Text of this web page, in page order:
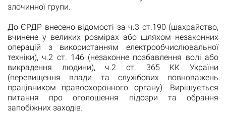
злочинної групи.
До ЄРДР внесено відомості за ч.3 ст.190 (шахрайство,
вчинене у великих розмірах або шляхом незаконних
операцій з використанням електрообчислювальної
техніки), ч.2 ст. 146 (незаконне позбавлення волі або
викрадення людини), ч.2 ст. 365 КК України
(перевищення влади та службових повноважень
працівником правоохоронного органу). Вирішується
питання про оголошення підозри та обрання
запобіжних заходів.